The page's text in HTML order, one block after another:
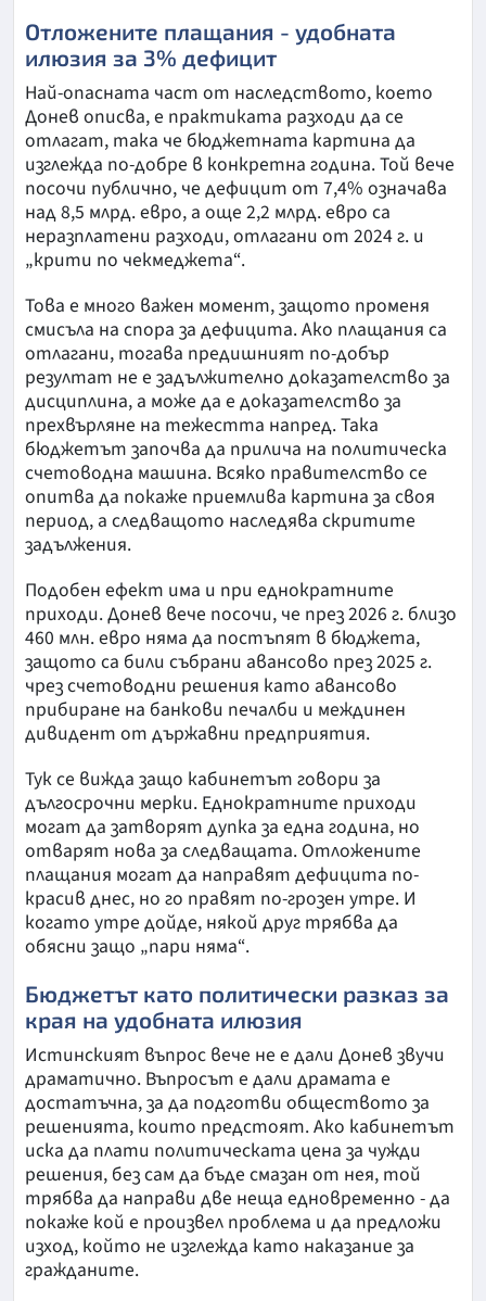
Отложените плащания - удобната
илюзия за 3% дефицит
Най-опасната част от наследството, което
Донев описва, е практиката разходи да се
отлагат, така че бюджетната картина да
изглежда по-добре в конкретна година. Той вече
посочи публично, че дефицит от 7,4% означава
над 8,5 млрд. евро, а още 2,2 млрд. евро са
неразплатени разходи, отлагани от 2024 г. и
„крити по чекмеджета“.
Това е много важен момент, защото променя
смисъла на спора за дефицита. Ако плащания са
отлагани, тогава предишният по-добър
резултат не е задължително доказателство за
дисциплина, а може да е доказателство за
прехвърляне на тежестта напред. Така
бюджетът започва да прилича на политическа
счетоводна машина. Всяко правителство се
опитва да покаже приемлива картина за своя
период, а следващото наследява скритите
задължения.
Подобен ефект има и при еднократните
приходи. Донев вече посочи, че през 2026 г. близо
460 млн. евро няма да постъпят в бюджета,
защото са били събрани авансово през 2025 г.
чрез счетоводни решения като авансово
прибиране на банкови печалби и междинен
дивидент от държавни предприятия.
Тук се вижда защо кабинетът говори за
дългосрочни мерки. Еднократните приходи
могат да затворят дупка за една година, но
отварят нова за следващата. Отложените
плащания могат да направят дефицита по-
красив днес, но го правят по-грозен утре. И
когато утре дойде, някой друг трябва да
обясни защо „пари няма“.
Бюджетът като политически разказ за
края на удобната илюзия
Истинският въпрос вече не е дали Донев звучи
драматично. Въпросът е дали драмата е
достатъчна, за да подготви обществото за
решенията, които предстоят. Ако кабинетът
иска да плати политическата цена за чужди
решения, без сам да бъде смазан от нея, той
трябва да направи две неща едновременно - да
покаже кой е произвел проблема и да предложи
изход, който не изглежда като наказание за
гражданите.